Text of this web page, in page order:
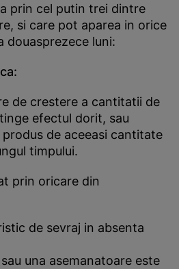
prin cel putin trei dintre
si care pot aparea in orice
douasprezece luni:
de crestere a cantitatii de
efectul dorit, sau
de aceeasi cantitate
timpului.
prin oricare din
de sevraj in absenta
una asemanatoare este